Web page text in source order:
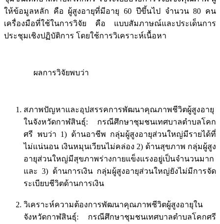
ให้ข้อมูลหลัก คือ ผู้สูงอายุที่มีอายุ 60 ปีขึ้นไป จำนวน 80 คน
เครื่องมือที่ใช้ในการวิจัย คือ แบบสัมภาษณ์และประเด็นการ
ประชุมเชิงปฏิบัติการ โดยใช้การวิเคราะห์เนื้อหา
ผลการวิจัยพบว่า
สภาพปัญหาและอุปสรรคการพัฒนาคุณภาพชีวิตผู้สูงอายุ
ในจังหวัดกาฬสินธุ์: กรณีศึกษาชุมชนเทศบาลตำบลโคก
ศรี พบว่า 1) ด้านอาชีพ กลุ่มผู้สูงอายุส่วนใหญ่มีรายได้ที่
ไม่แน่นอน เงินหมุนเวียนไม่คล่อง 2) ด้านสุขภาพ กลุ่มผู้สูง
อายุส่วนใหญ่มีสุขภาพร่างกายแข็งแรงอยู่เป็นจำนวนมาก
และ 3) ด้านการเงิน กลุ่มผู้สูงอายุส่วนใหญ่ยังไม่มีการจัด
ระเบียบชีวิตด้านการเงิน
วิเคราะห์ความต้องการพัฒนาคุณภาพชีวิตผู้สูงอายุใน
จังหวัดกาฬสินธุ์: กรณีศึกษาชุมชนเทศบาลตำบลโคกศรี